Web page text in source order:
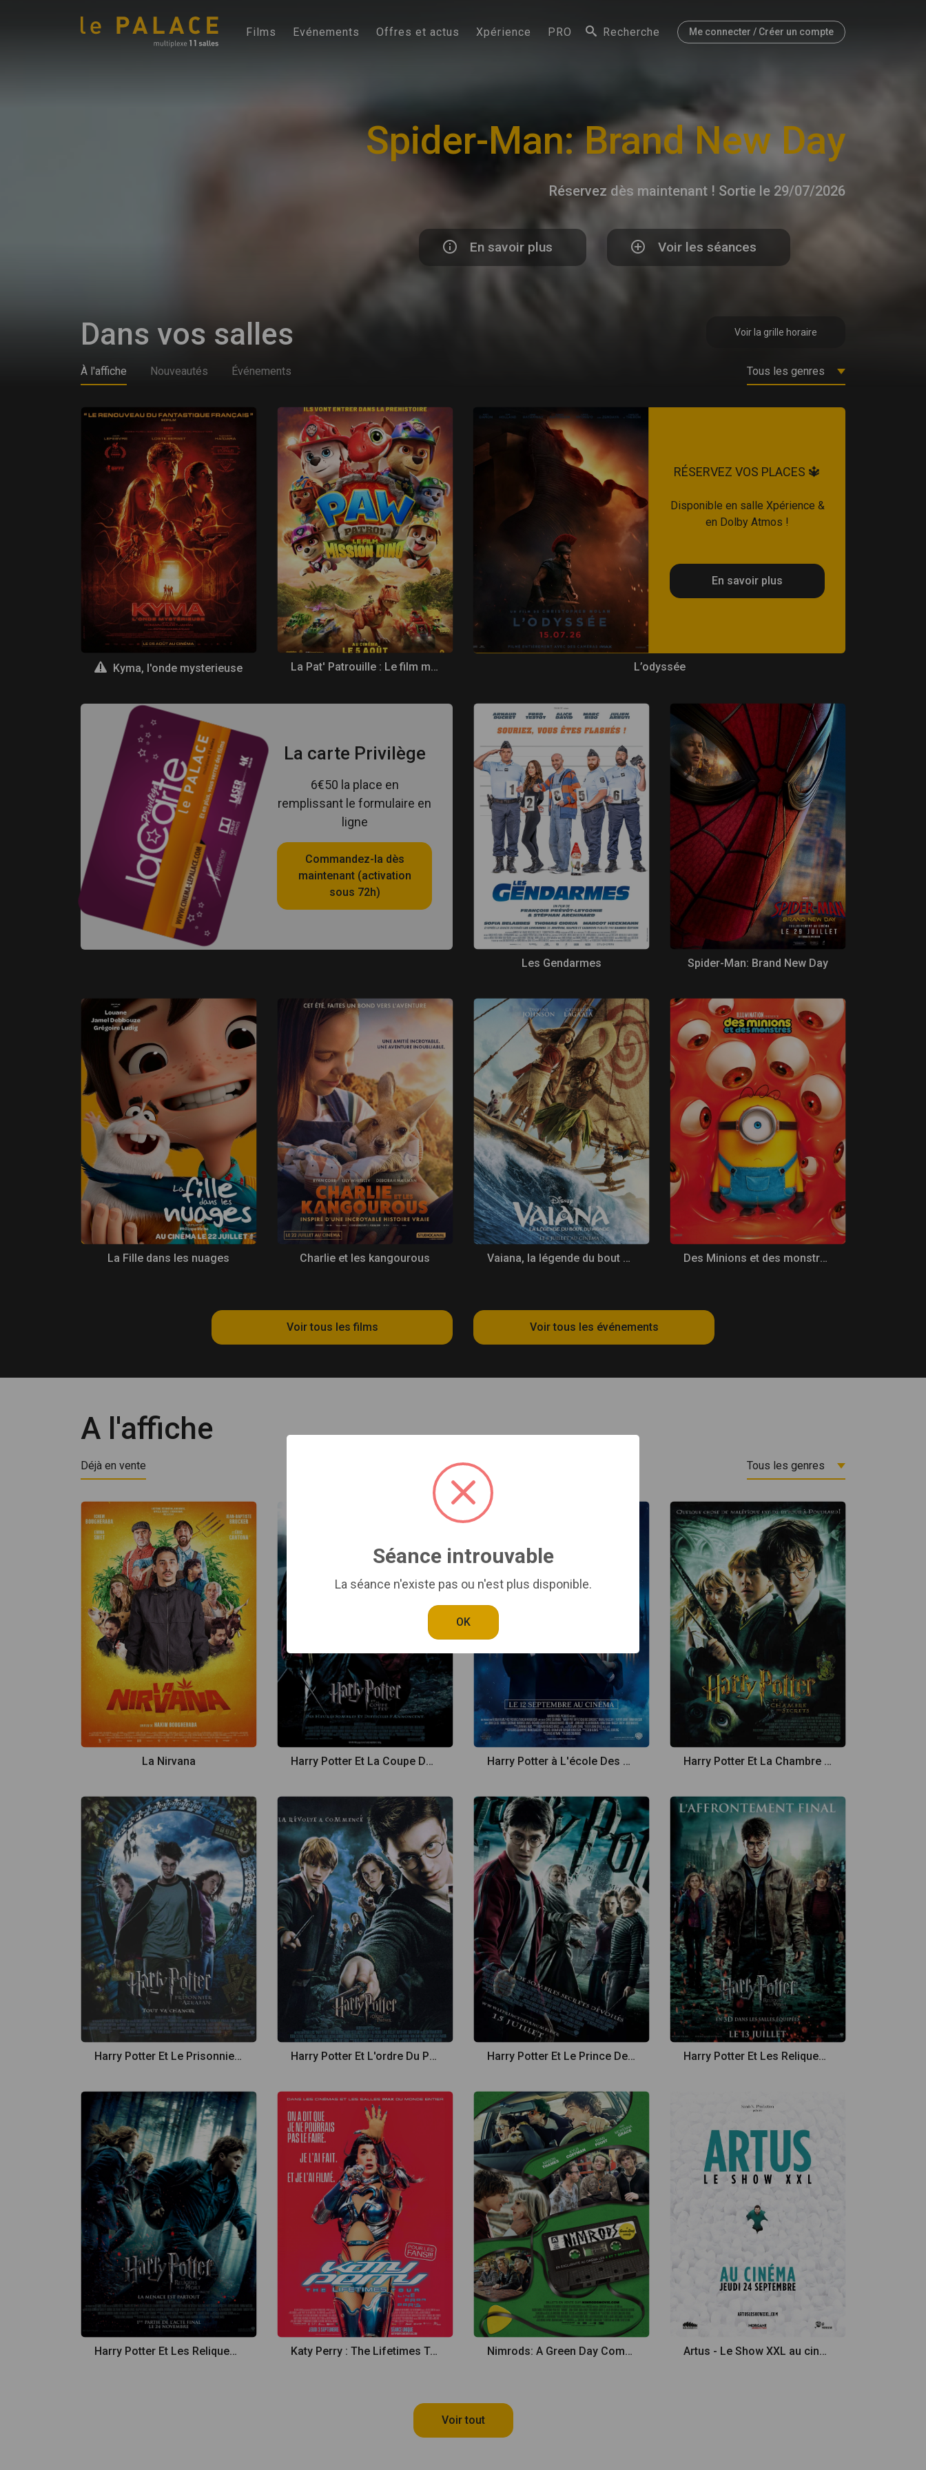
Films Evénements Offres et actus Xpérience PRO Recherche Me connecter / Créer un compte
Spider-Man: Brand New Day
Réservez dès maintenant ! Sortie le 29/07/2026
En savoir plus Voir les séances
Voir la grille horaire
Dans vos salles
À l'affiche Nouveautés Événements
A Kyma, l'onde mysterieuse La Pat' Patrouille : Le film mission Dino
Les Gendarmes Spider-Man: Brand New Day
La Fille dans les nuages Charlie et les kangourous Vaiana, la légende du bout du monde Des Minions et des monstres
RÉSERVEZ VOS PLACES 🔱
Disponible en salle Xpérience &
en Dolby Atmos !
En savoir plus
L’odyssée
La carte Privilège
6€50 la place en
remplissant le formulaire en
ligne
Commandez-la dès
maintenant (activation
sous 72h)
Voir tous les films Voir tous les événements
A l'affiche
Déjà en vente
La Nirvana Harry Potter Et La Coupe De Feu Harry Potter à L'école Des Sorciers Harry Potter Et La Chambre Des Secrets
Harry Potter Et Le Prisonnier D'Azkaban Harry Potter Et L'ordre Du Phenix Harry Potter Et Le Prince De Sang Mêlé Harry Potter Et Les Reliques De La Mort - Partie 2
Harry Potter Et Les Reliques De La Mort - Partie 1 Katy Perry : The Lifetimes Tour - Live from Paris Nimrods: A Green Day Comedy Artus - Le Show XXL au cinéma
Voir tout
Séance introuvable
La séance n'existe pas ou n'est plus disponible.
OK